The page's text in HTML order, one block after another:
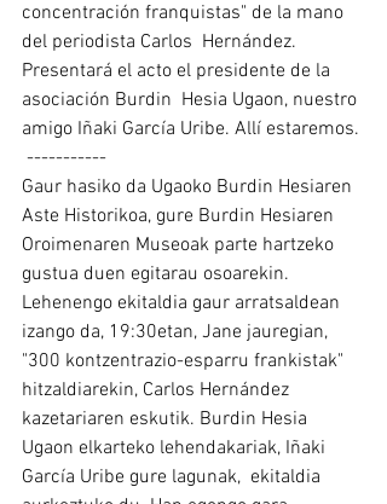
concentración franquistas" de la mano
del periodista Carlos  Hernández.
Presentará el acto el presidente de la
asociación Burdin  Hesia Ugaon, nuestro
amigo Iñaki García Uribe. Allí estaremos.
-----------
Gaur hasiko da Ugaoko Burdin Hesiaren
Aste Historikoa, gure Burdin Hesiaren
Oroimenaren Museoak parte hartzeko
gustua duen egitarau osoarekin.
Lehenengo ekitaldia gaur arratsaldean
izango da, 19:30etan, Jane jauregian,
"300 kontzentrazio-esparru frankistak"
hitzaldiarekin, Carlos Hernández
kazetariaren eskutik. Burdin Hesia
Ugaon elkarteko lehendakariak, Iñaki
García Uribe gure lagunak,  ekitaldia